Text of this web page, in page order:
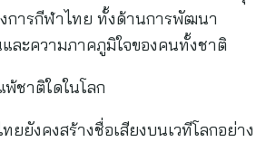
การกีฬาไทย ทั้งด้านการพัฒนา
ละความภาคภูมิใจของคนทั้งชาติ
ชาติใดในโลก
ยยังคงสร้างชื่อเสียงบนเวทีโลกอย่าง